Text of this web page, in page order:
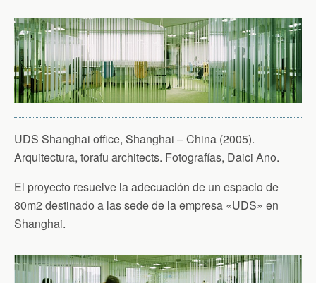
UDS Shanghai office, Shanghai – China (2005).
Arquitectura, torafu architects. Fotografías, Daici Ano.
El proyecto resuelve la adecuación de un espacio de
80m2 destinado a las sede de la empresa «UDS» en
Shanghai.